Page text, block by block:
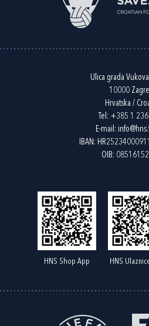
Ulica grada
10000
Hrvatska /
Tel: +385 1
E-mail:
IBAN:
OIB:
HNS Shop App HNS